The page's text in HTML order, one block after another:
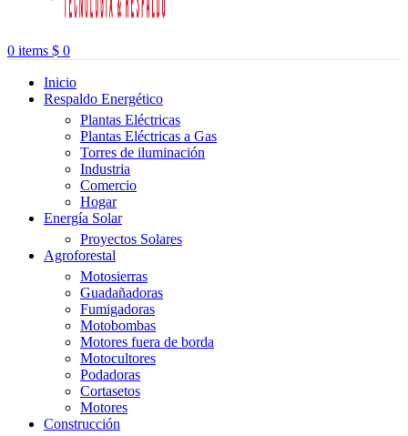
0 items $ 0
Inicio
Respaldo Energético
Plantas Eléctricas
Plantas Eléctricas a Gas
Torres de iluminación
Industria
Comercio
Hogar
Energía Solar
Proyectos Solares
Agroforestal
Motosierras
Guadañadoras
Fumigadoras
Motobombas
Motores fuera de borda
Motocultores
Podadoras
Cortasetos
Motores
Construcción